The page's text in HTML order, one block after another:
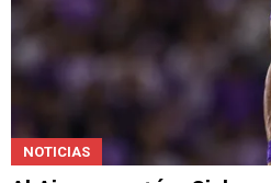
NOTICIAS